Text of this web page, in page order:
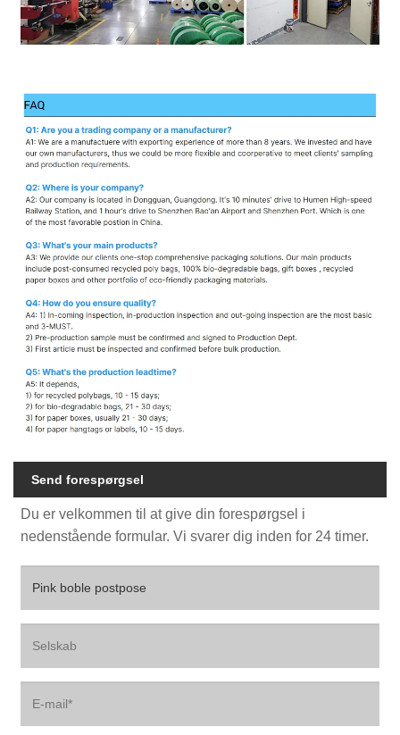
Send forespørgsel
Du er velkommen til at give din forespørgsel i
nedenstående formular. Vi svarer dig inden for 24 timer.